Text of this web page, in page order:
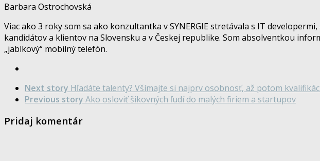
Barbara Ostrochovská
Viac ako 3 roky som sa ako konzultantka v SYNERGIE stretávala s IT
kandidátov a klientov na Slovensku a v Českej republike. Som absolventkou
„jablkový“ mobilný telefón.
Next story Hľadáte talenty? Všímajte si najprv osobnosť, až potom
Previous story Ako osloviť šikovných ľudí do malých firiem a startupov
Pridaj komentár